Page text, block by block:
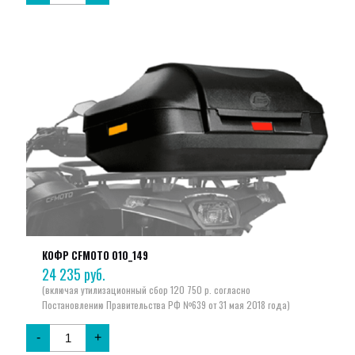
КОФР CFMOTO 010_149
24 235 руб.
- +